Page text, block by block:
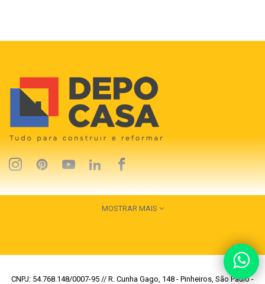
MOSTRAR MAIS
CNPJ: 54.768.148/0007-95 // R. Cunha Gago, 148 - Pinheiros, São Paulo -